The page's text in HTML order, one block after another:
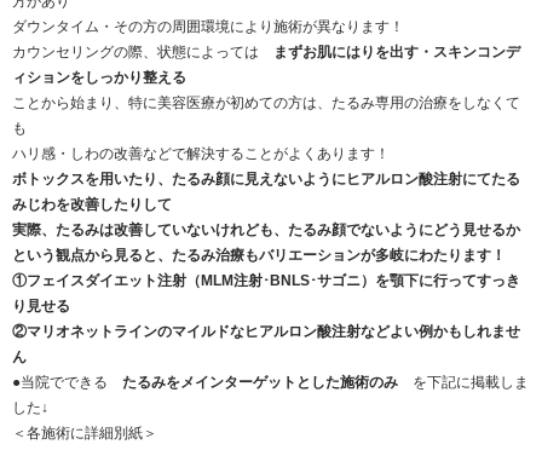
ダウンタイム・その方の周囲環境により施術が異なります！
カウンセリングの際、状態によっては まずお肌にはりを出す・スキンコンデ
ィションをしっかり整える
ことから始まり、特に美容医療が初めての方は、たるみ専用の治療をしなくて
も
ハリ感・しわの改善などで解決することがよくあります！
ボトックスを用いたり、たるみ顔に見えないようにヒアルロン酸注射にてたる
みじわを改善したりして
実際、たるみは改善していないけれども、たるみ顔でないようにどう見せるか
という観点から見ると、たるみ治療もバリエーションが多岐にわたります！
①フェイスダイエット注射（MLM注射･BNLS･サゴニ）を顎下に行ってすっき
り見せる
②マリオネットラインのマイルドなヒアルロン酸注射などよい例かもしれませ
ん
●当院でできる たるみをメインターゲットとした施術のみ を下記に掲載しま
した↓
＜各施術に詳細別紙＞